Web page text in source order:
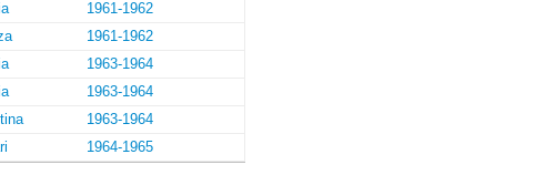
1961-1962
1961-1962
1963-1964
1963-1964
1963-1964
1964-1965